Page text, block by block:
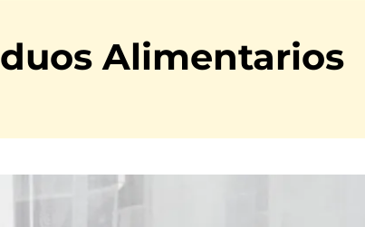
Alimentarios